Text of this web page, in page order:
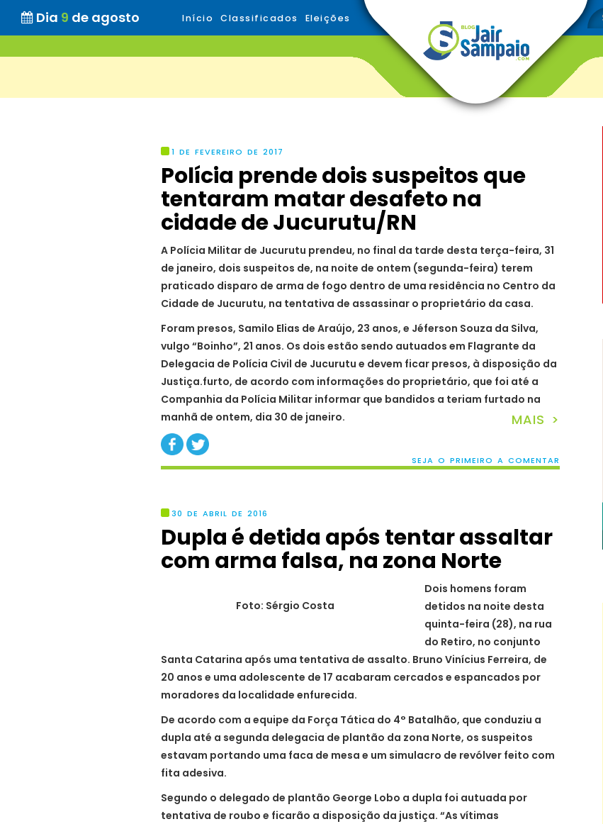
Dia 9 de agosto Início Classificados Eleições
1 DE FEVEREIRO DE 2017
Polícia prende dois suspeitos que
tentaram matar desafeto na
cidade de Jucurutu/RN
A Polícia Militar de Jucurutu prendeu, no final da tarde desta terça-feira, 31
de janeiro, dois suspeitos de, na noite de ontem (segunda-feira) terem
praticado disparo de arma de fogo dentro de uma residência no Centro da
Cidade de Jucurutu, na tentativa de assassinar o proprietário da casa.
Foram presos, Samilo Elias de Araújo, 23 anos, e Jéferson Souza da Silva,
vulgo “Boinho”, 21 anos. Os dois estão sendo autuados em Flagrante da
Delegacia de Polícia Civil de Jucurutu e devem ficar presos, à disposição da
Justiça.furto, de acordo com informações do proprietário, que foi até a
Companhia da Polícia Militar informar que bandidos a teriam furtado na
manhã de ontem, dia 30 de janeiro.
MAIS >
SEJA O PRIMEIRO A COMENTAR
30 DE ABRIL DE 2016
Dupla é detida após tentar assaltar
com arma falsa, na zona Norte
Foto: Sérgio Costa
Dois homens foram
detidos na noite desta
quinta-feira (28), na rua
do Retiro, no conjunto
Santa Catarina após uma tentativa de assalto. Bruno Vinícius Ferreira, de
20 anos e uma adolescente de 17 acabaram cercados e espancados por
moradores da localidade enfurecida.
De acordo com a equipe da Força Tática do 4° Batalhão, que conduziu a
dupla até a segunda delegacia de plantão da zona Norte, os suspeitos
estavam portando uma faca de mesa e um simulacro de revólver feito com
fita adesiva.
Segundo o delegado de plantão George Lobo a dupla foi autuada por
tentativa de roubo e ficarão a disposição da justiça. “As vítimas